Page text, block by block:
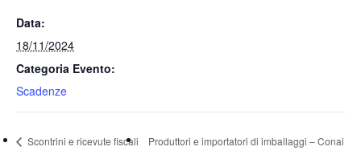
Data:
18/11/2024
Categoria Evento:
Scadenze
Scontrini e ricevute fiscali
Produttori e importatori di imballaggi – Conai